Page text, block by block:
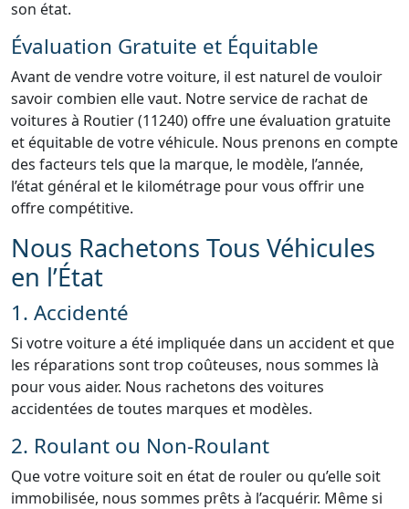
son état.
Évaluation Gratuite et Équitable
Avant de vendre votre voiture, il est naturel de vouloir
savoir combien elle vaut. Notre service de rachat de
voitures à Routier (11240) offre une évaluation gratuite
et équitable de votre véhicule. Nous prenons en compte
des facteurs tels que la marque, le modèle, l’année,
l’état général et le kilométrage pour vous offrir une
offre compétitive.
Nous Rachetons Tous Véhicules
en l’État
1. Accidenté
Si votre voiture a été impliquée dans un accident et que
les réparations sont trop coûteuses, nous sommes là
pour vous aider. Nous rachetons des voitures
accidentées de toutes marques et modèles.
2. Roulant ou Non-Roulant
Que votre voiture soit en état de rouler ou qu’elle soit
immobilisée, nous sommes prêts à l’acquérir. Même si